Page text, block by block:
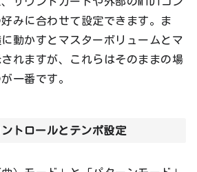
好みに合わせて設定できます。ま
動かすとマスターボリュームとマ
れますが、これらはそのままの場
一番です。
ントロールとテンポ設定